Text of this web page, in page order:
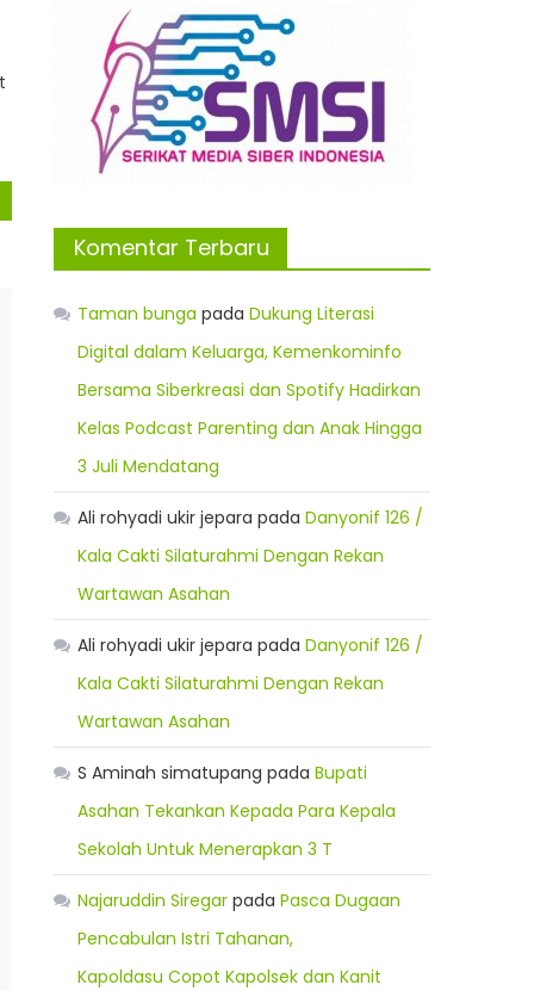
Komentar Terbaru
Taman bunga padaDukung Literasi
Digital dalam Keluarga, Kemenkominfo
Bersama Siberkreasi dan Spotify Hadirkan
Kelas Podcast Parenting dan Anak Hingga
3 Juli Mendatang
Ali rohyadi ukir jepara padaDanyonif 126 /
Kala Cakti Silaturahmi Dengan Rekan
Wartawan Asahan
Ali rohyadi ukir jepara padaDanyonif 126 /
Kala Cakti Silaturahmi Dengan Rekan
Wartawan Asahan
S Aminah simatupang padaBupati
Asahan Tekankan Kepada Para Kepala
Sekolah Untuk Menerapkan 3 T
Najaruddin Siregar padaPasca Dugaan
Pencabulan Istri Tahanan,
Kapoldasu Copot Kapolsek dan Kanit